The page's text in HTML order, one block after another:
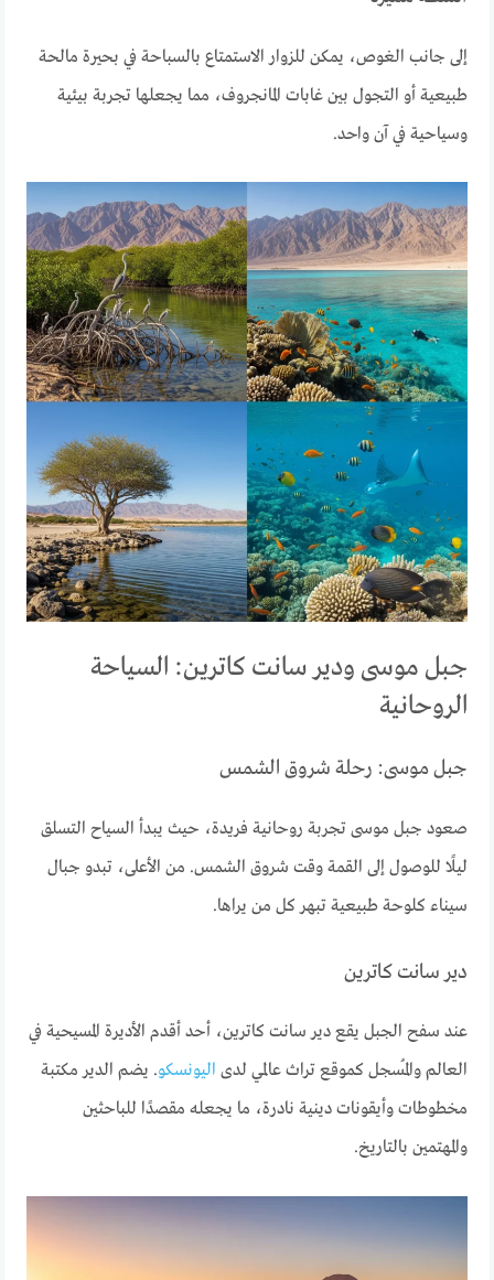
إلى جانب الغوص، يمكن للزوار الاستمتاع بالسباحة في بحيرة مالحة
طبيعية أو التجول بين غابات المانجروف، مما يجعلها تجربة بيئية
وسياحية في آن واحد.
جبل موسى ودير سانت كاترين: السياحة
الروحانية
جبل موسى: رحلة شروق الشمس
صعود جبل موسى تجربة روحانية فريدة، حيث يبدأ السياح التسلق
ليلًا للوصول إلى القمة وقت شروق الشمس. من الأعلى، تبدو جبال
سيناء كلوحة طبيعية تبهر كل من يراها.
دير سانت كاترين
عند سفح الجبل يقع دير سانت كاترين، أحد أقدم الأديرة المسيحية في
العالم والمُسجل كموقع تراث عالمي لدى اليونسكو. يضم الدير مكتبة
مخطوطات وأيقونات دينية نادرة، ما يجعله مقصدًا للباحثين
والمهتمين بالتاريخ.